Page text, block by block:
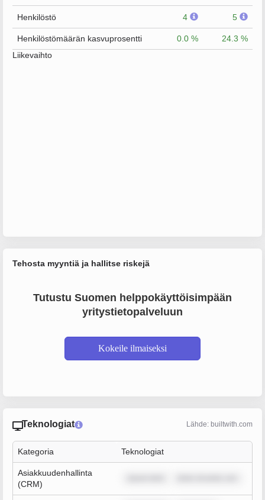
Henkilöstö 4 5
Henkilöstömäärän kasvuprosentti 0.0 %
24.3 %
Liikevaihto
Tehosta myyntiä ja hallitse riskejä
Tutustu Suomen helppokäyttöisimpään
yritystietopalveluun
Kokeile ilmaiseksi
Teknologiat Lähde: builtwith.com
Kategoria Teknologiat
Asiakkuudenhallinta
(CRM)